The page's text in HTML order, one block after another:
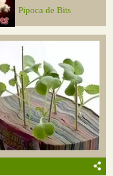
Pipoca de Bits